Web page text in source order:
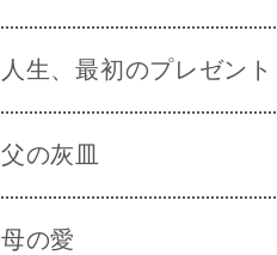
人生、最初のプレゼント
父の灰皿
母の愛